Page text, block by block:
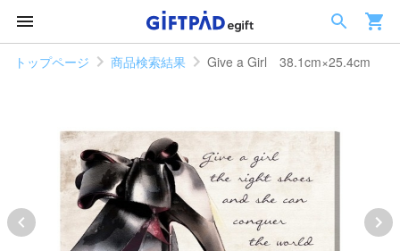
トップページ 商品検索結果 Give a Girl 38.1cm×25.4cm